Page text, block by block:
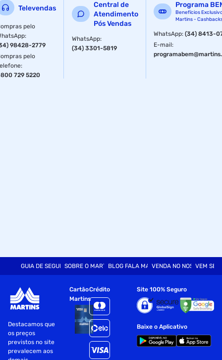
Televendas
pelo
:
98428-2779
pelo
:
729 5220
Central de
Atendimento
Pós Vendas
WhatsApp:
(34) 3301-5819
Programa
Benefícios
Martins -
WhatsApp:(34) 8413-
E-mail:
GUIA DE SEGURANÇASOBRE O MARTINSBLOG FALA MARTVENDA NO NOSSO SITE
VEM SER
Destacamos que
os preços
previstos no site
prevalecem aos
Cartão
Martins
Crédito Site 100% Seguro
Baixe o Aplicativo